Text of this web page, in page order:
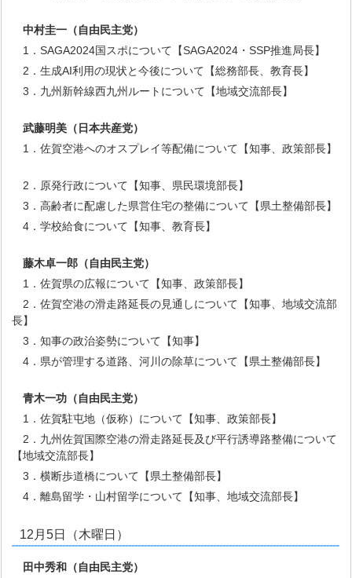
中村圭一 （自由民主党）
1．SAGA2024国スポについて【SAGA2024・SSP推進局長】
2．生成AI利用の現状と今後について【総務部長、教育長】
3．九州新幹線西九州ルートについて【地域交流部長】
武藤明美 （日本共産党）
1．佐賀空港へのオスプレイ等配備について【知事、政策部長】
2．原発行政について【知事、県民環境部長】
3．高齢者に配慮した県営住宅の整備について【県土整備部長】
4．学校給食について【知事、教育長】
藤木卓一郎 （自由民主党）
1．佐賀県の広報について【知事、政策部長】
2．佐賀空港の滑走路延長の見通しについて【知事、地域交流部
長】
3．知事の政治姿勢について【知事】
4．県が管理する道路、河川の除草について【県土整備部長】
青木一功 （自由民主党）
1．佐賀駐屯地（仮称）について【知事、政策部長】
2．九州佐賀国際空港の滑走路延長及び平行誘導路整備について
【地域交流部長】
3．横断歩道橋について【県土整備部長】
4．離島留学・山村留学について【知事、地域交流部長】
12月5日（木曜日）
田中秀和 （自由民主党）